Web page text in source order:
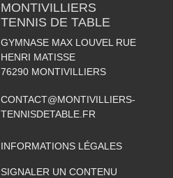
MONTIVILLIERS
TENNIS DE TABLE
GYMNASE MAX LOUVEL RUE
HENRI MATISSE
76290 MONTIVILLIERS
CONTACT@MONTIVILLIERS-
TENNISDETABLE.FR
INFORMATIONS LÉGALES
SIGNALER UN CONTENU